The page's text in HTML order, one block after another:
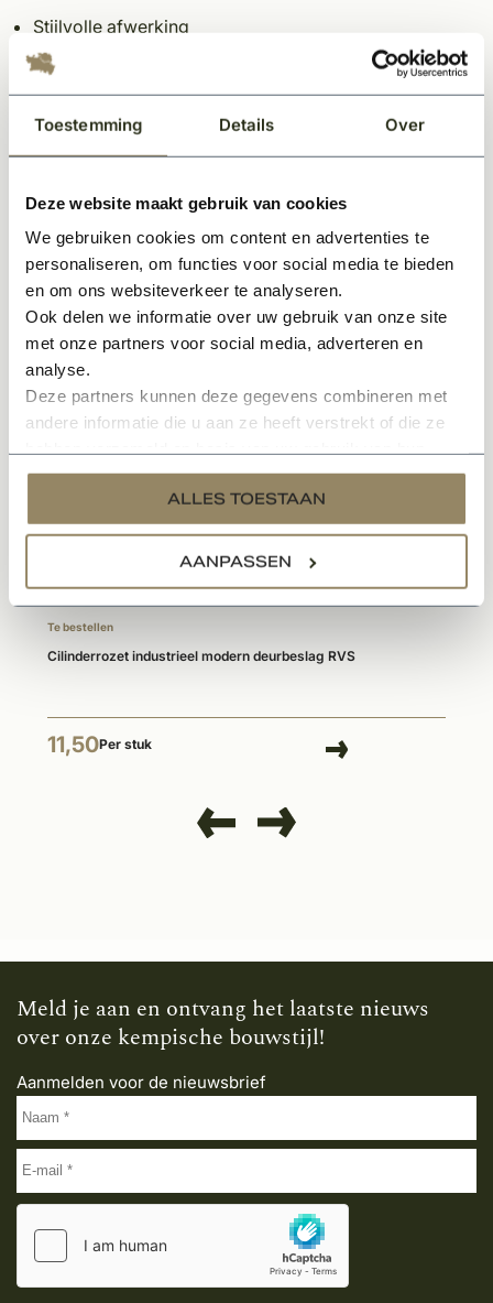
Toestemming Details Over
Deze website maakt gebruik van cookies
We gebruiken cookies om content en advertenties te
personaliseren, om functies voor social media te bieden
en om ons websiteverkeer te analyseren.
Ook delen we informatie over uw gebruik van onze site
met onze partners voor social media, adverteren en
analyse.
Deze partners kunnen deze gegevens combineren met
andere informatie die u aan ze heeft verstrekt of die ze
services.
ALLES TOESTAAN
AANPASSEN
Stijlvolle afwerking
Perfect passend bij diverse stijlen deuren
Finish: Dark blend
Kleur: Donkerbruin
Wordt geleverd per stuk inclusief
bevestigingsmateriaal
Specificaties
Gerelateerde producten
Te bestellen
Cilinderrozet industrieel modern deurbeslag RVS
11,50Per stuk
Meld je aan en ontvang het laatste nieuws
over onze kempische bouwstijl!
Aanmelden voor de nieuwsbrief